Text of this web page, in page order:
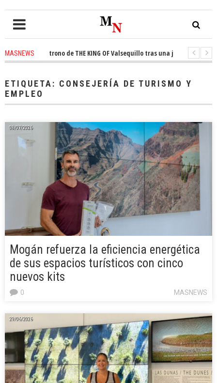
MASNEWS
el trono de THE KING OF Valsequillo tras una jornada de
ETIQUETA: CONSEJERÍA DE TURISMO Y
EMPLEO
08/07/2026
Mogán refuerza la eficiencia energética
de sus espacios turísticos con cinco
nuevos kits
MASNEWS
0
29/06/2026